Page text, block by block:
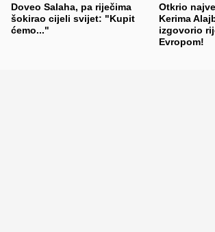
Doveo Salaha, pa riječima
šokirao cijeli svijet: "Kupit
ćemo..."
Otkrio
Kerima
izgovorio
Evropom!